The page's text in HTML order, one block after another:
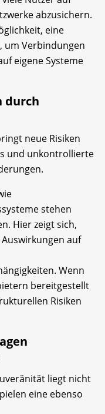
abzusichern.
eine
um Verbindungen
eigene Systeme
durch
neue Risiken
und unkontrollierte
stehen
Hier zeigt sich,
auf
Wenn
bereitgestellt
Risiken
liegt nicht
eine ebenso